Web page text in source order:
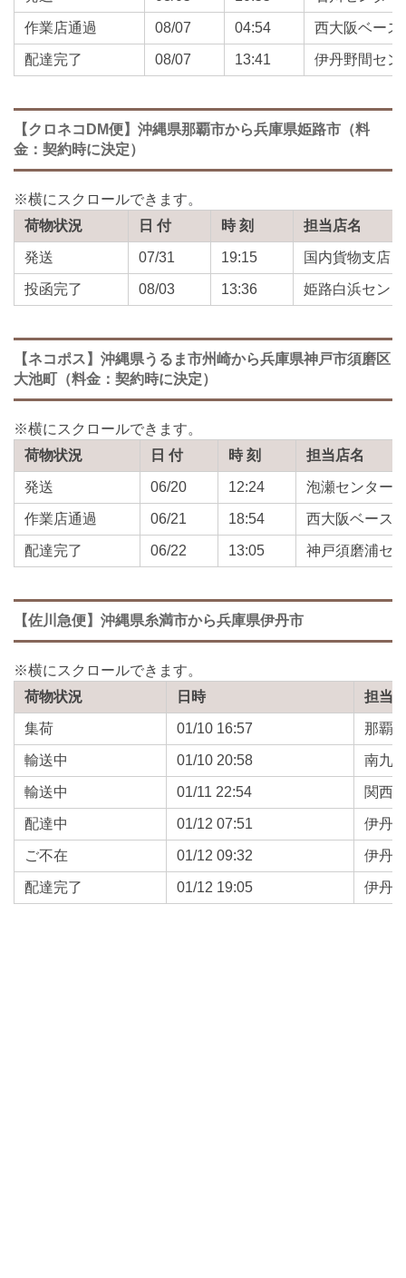
作業店通過 08/07 04:54 西大阪ベース
配達完了 08/07 13:41 伊丹野間セン
【クロネコDM便】沖縄県那覇市から兵庫県姫路市（料
金：契約時に決定）
荷物状況 日 付 時 刻 担当店名
発送 07/31 19:15 国内貨物支店
投函完了 08/03 13:36 姫路白浜セン
【ネコポス】沖縄県うるま市州崎から兵庫県神戸市須磨区
大池町（料金：契約時に決定）
荷物状況 日 付 時 刻 担当店名
発送 06/20 12:24 泡瀬センター
作業店通過 06/21 18:54 西大阪ベース
配達完了 06/22 13:05 神戸須磨浦セ
【佐川急便】沖縄県糸満市から兵庫県伊丹市
荷物状況 日時 担当
集荷 01/10 16:57 那覇
輸送中 01/10 20:58 南九
輸送中 01/11 22:54 関西
配達中 01/12 07:51 伊丹
ご不在 01/12 09:32 伊丹
配達完了 01/12 19:05 伊丹